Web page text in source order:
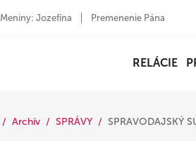
Meniny: Jozefína Premenenie Pána
RELÁCIE
Archív SPRÁVY SPRAVODAJSKÝ